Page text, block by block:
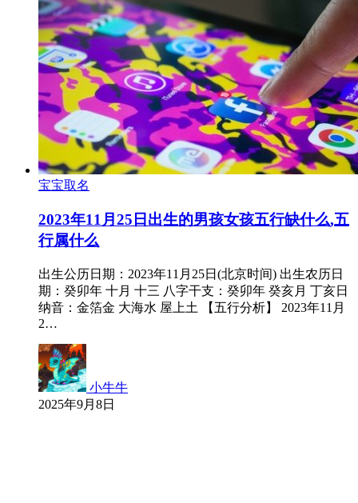
宝宝取名
2023年11月25日出生的男孩女孩五行缺什么,五
行属什么
出生公历日期：2023年11月25日(北京时间) 出生农历日
期：癸卯年 十月 十三 八字干支：癸卯年 癸亥月 丁亥日
纳音：金箔金 大海水 屋上土 【五行分析】 2023年11月
2…
小牛牛
2025年9月8日